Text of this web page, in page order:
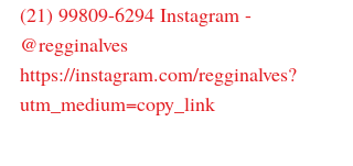
(21) 99809-6294 Instagram -
@regginalves
https://instagram.com/regginalves?
utm_medium=copy_link